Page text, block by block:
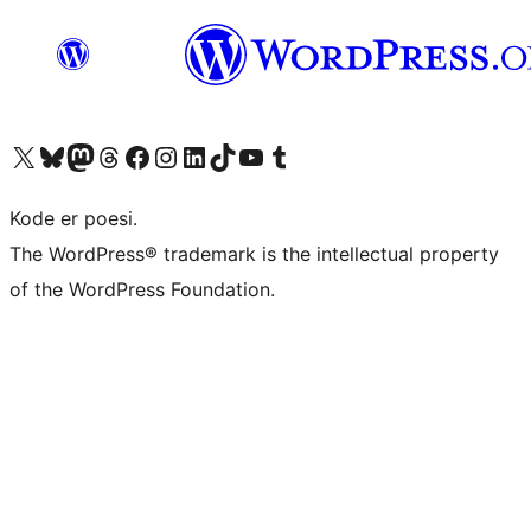
Besøg vores X (tidligere Twitter) konto
Besøg vores Bluesky-konto
Besøg vores Mastodon konto
Besøg vores Threads-konto
Besøg vores Facebook sideBesøg vores Instagram konto
Besøg vores LinkedIn konto
Besøg vores TikTok-konto
Besøg vores YouTube-kanalBesøg vores Tumblr-konto
Kode er poesi.
The WordPress® trademark is the intellectual property
of the WordPress Foundation.